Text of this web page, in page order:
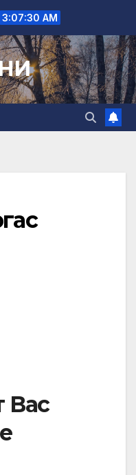
3:07:31 AM
Вас